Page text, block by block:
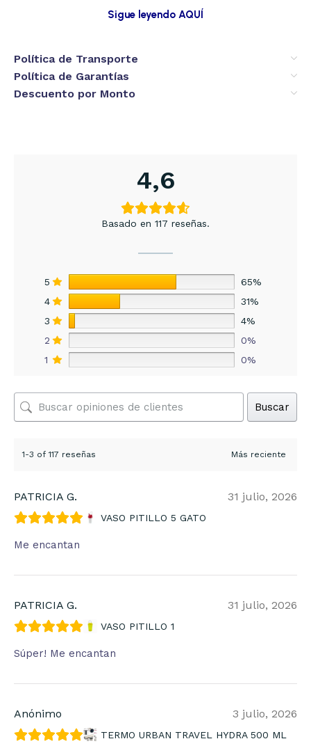
Sigue leyendo AQUÍ
Política de Transporte
Política de Garantías
Descuento por Monto
4,6
Basado en 117 reseñas.
5
65%
4
31%
3
4%
2
0%
1
0%
Buscar
1-3 of 117 reseñas
PATRICIA G. 31 julio, 2026
VASO PITILLO 5 GATO
Me encantan
PATRICIA G. 31 julio, 2026
VASO PITILLO 1
Súper! Me encantan
Anónimo 3 julio, 2026
TERMO URBAN TRAVEL HYDRA 500 ML